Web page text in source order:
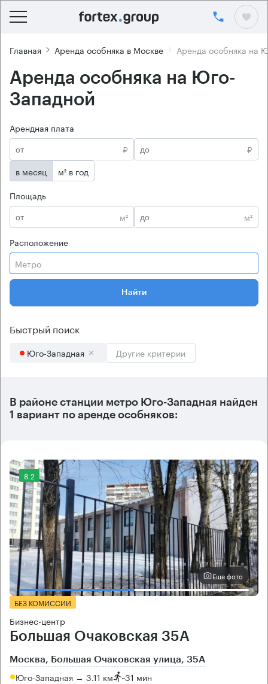
Главная Аренда особняка в Москве Аренда особняка на
Аренда особняка на Юго-
Западной
Арендная плата
₽
₽
в месяц
м² в год
Площадь
м²
м²
Расположение
Метро
Найти
Быстрый поиск
Юго-Западная Другие критерии
В районе станции метро Юго-Западная найден
1 вариант по аренде особняков:
8.2
Еще фото
БЕЗ КОМИССИИ
Бизнес-центр
Большая Очаковская 35А
Москва, Большая Очаковская улица, 35А
Юго-Западная → 3.11 км ~31 мин